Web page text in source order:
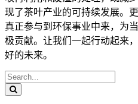
现了茶叶产业的可持续发展。
真正参与到环保事业中来，为
极贡献。让我们一起行动起来
好的未来。